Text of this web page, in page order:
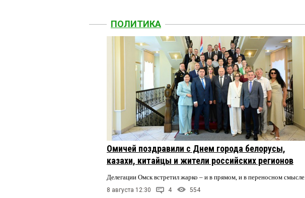
ПОЛИТИКА
Омичей поздравили с Днем города белорусы,
казахи, китайцы и жители российских регионов
Делегации Омск встретил жарко – и в прямом, и в переносном смысле.
8 августа 12:30 4 554